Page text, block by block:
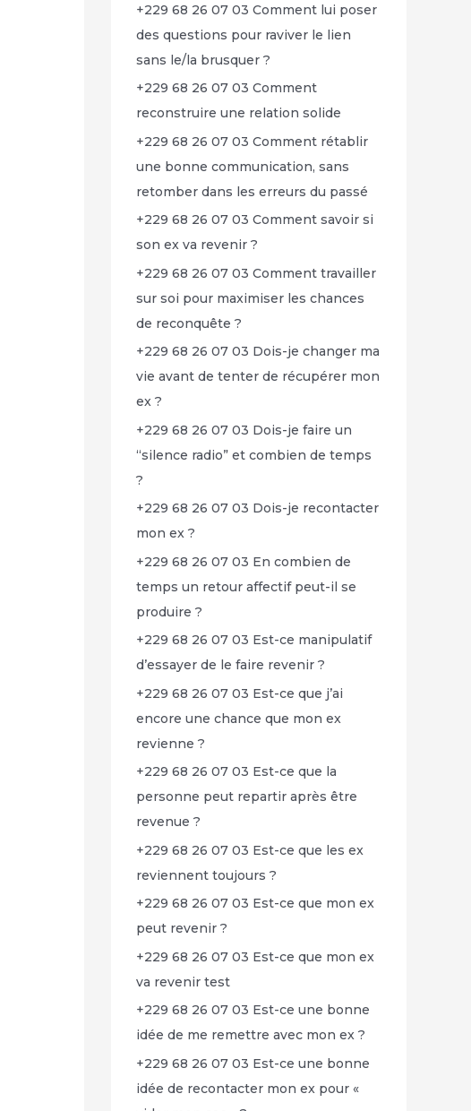
+229 68 26 07 03 Comment lui poser
des questions pour raviver le lien
sans le/la brusquer ?
+229 68 26 07 03 Comment
reconstruire une relation solide
+229 68 26 07 03 Comment rétablir
une bonne communication, sans
retomber dans les erreurs du passé
+229 68 26 07 03 Comment savoir si
son ex va revenir ?
+229 68 26 07 03 Comment travailler
sur soi pour maximiser les chances
de reconquête ?
+229 68 26 07 03 Dois-je changer ma
vie avant de tenter de récupérer mon
ex ?
+229 68 26 07 03 Dois-je faire un
“silence radio” et combien de temps
?
+229 68 26 07 03 Dois-je recontacter
mon ex ?
+229 68 26 07 03 En combien de
temps un retour affectif peut-il se
produire ?
+229 68 26 07 03 Est-ce manipulatif
d’essayer de le faire revenir ?
+229 68 26 07 03 Est-ce que j’ai
encore une chance que mon ex
revienne ?
+229 68 26 07 03 Est-ce que la
personne peut repartir après être
revenue ?
+229 68 26 07 03 Est-ce que les ex
reviennent toujours ?
+229 68 26 07 03 Est-ce que mon ex
peut revenir ?
+229 68 26 07 03 Est-ce que mon ex
va revenir test
+229 68 26 07 03 Est-ce une bonne
idée de me remettre avec mon ex ?
+229 68 26 07 03 Est-ce une bonne
idée de recontacter mon ex pour «